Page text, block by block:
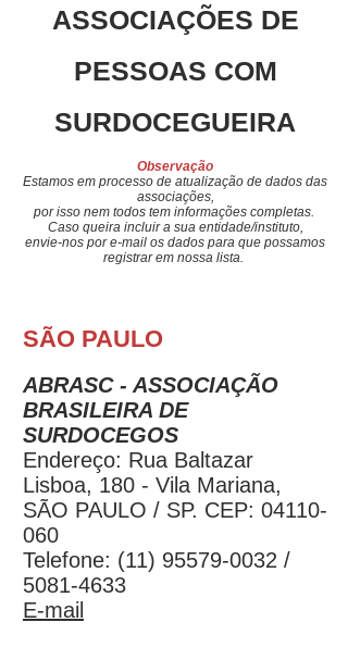
ASSOCIAÇÕES DE
PESSOAS COM
SURDOCEGUEIRA
Observação
Estamos em processo de atualização de dados das
associações,
por isso nem todos tem informações completas.
Caso queira incluir a sua entidade/instituto,
envie-nos por e-mail os dados para que possamos
registrar em nossa lista.
SÃO PAULO
ABRASC - ASSOCIAÇÃO
BRASILEIRA DE
SURDOCEGOS
Endereço: Rua Baltazar
Lisboa, 180 - Vila Mariana,
SÃO PAULO / SP. CEP: 04110-
060
Telefone: (11) 95579-0032 /
5081-4633
E-mail